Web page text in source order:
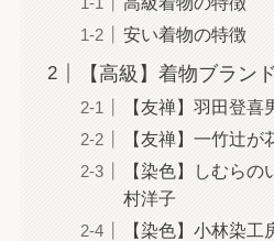
安い着物の特徴
【高級】着物ブラン
【友禅】羽田登喜
【友禅】一竹辻が
【染色】しむら
村洋子
【染色】小林染工